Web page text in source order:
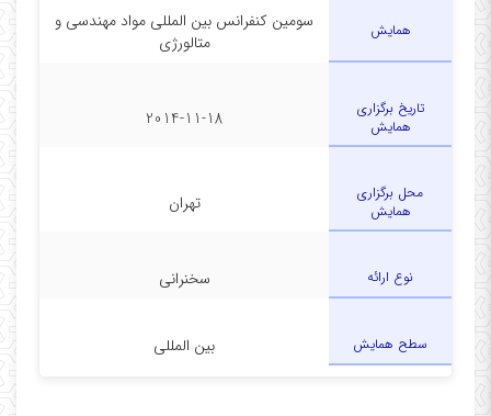
همایش
سومین کنفرانس بین المللی مواد مهندسی و
متالورژی
تاریخ برگزاری
همایش
2014-11-18
محل برگزاری
همایش
تهران
نوع ارائه سخنرانی
سطح همایش بین المللی